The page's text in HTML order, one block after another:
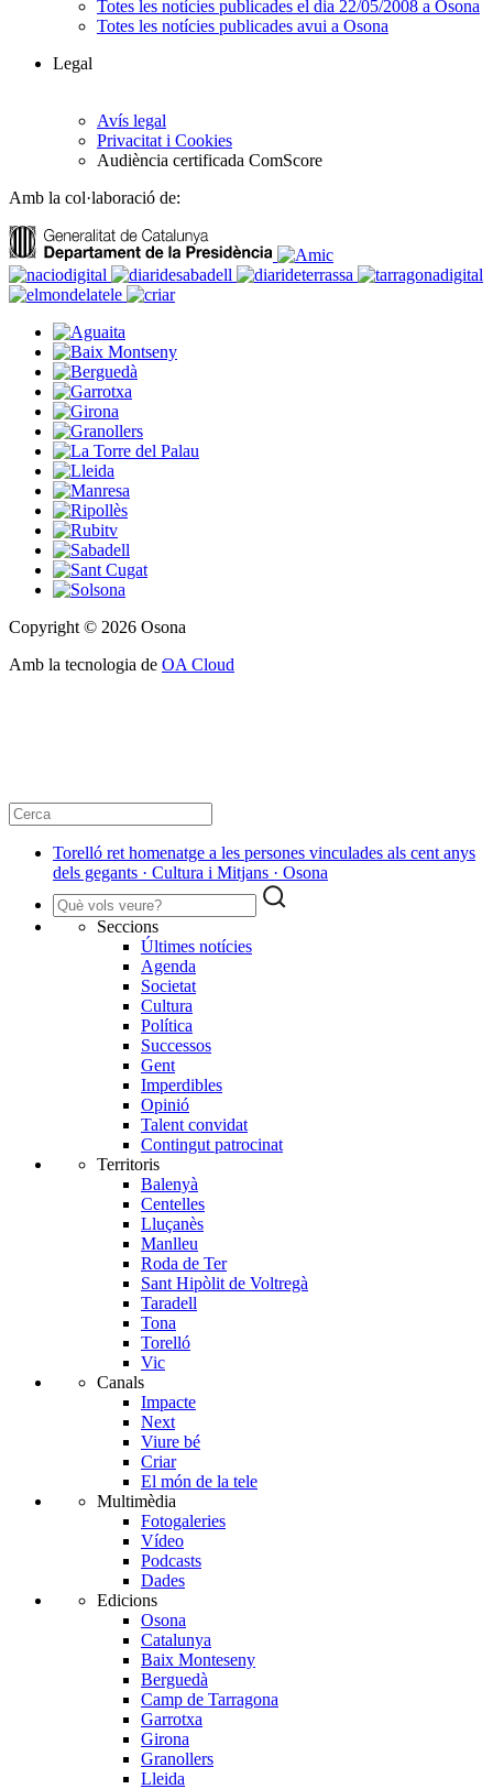
Totes les notícies publicades el dia 22/05/2008 a Osona
Totes les notícies publicades avui a Osona
Legal
Avís legal
Privacitat i Cookies
Audiència certificada ComScore
Amb la col·laboració de:
Copyright © 2026 Osona
Amb la tecnologia de OA Cloud
Torelló ret homenatge a les persones vinculades als cent anys
dels gegants · Cultura i Mitjans · Osona
Seccions
Últimes notícies
Agenda
Societat
Cultura
Política
Successos
Gent
Imperdibles
Opinió
Talent convidat
Contingut patrocinat
Territoris
Balenyà
Centelles
Lluçanès
Manlleu
Roda de Ter
Sant Hipòlit de Voltregà
Taradell
Tona
Torelló
Vic
Canals
Impacte
Next
Viure bé
Criar
El món de la tele
Multimèdia
Fotogaleries
Vídeo
Podcasts
Dades
Edicions
Osona
Catalunya
Baix Monteseny
Berguedà
Camp de Tarragona
Garrotxa
Girona
Granollers
Lleida